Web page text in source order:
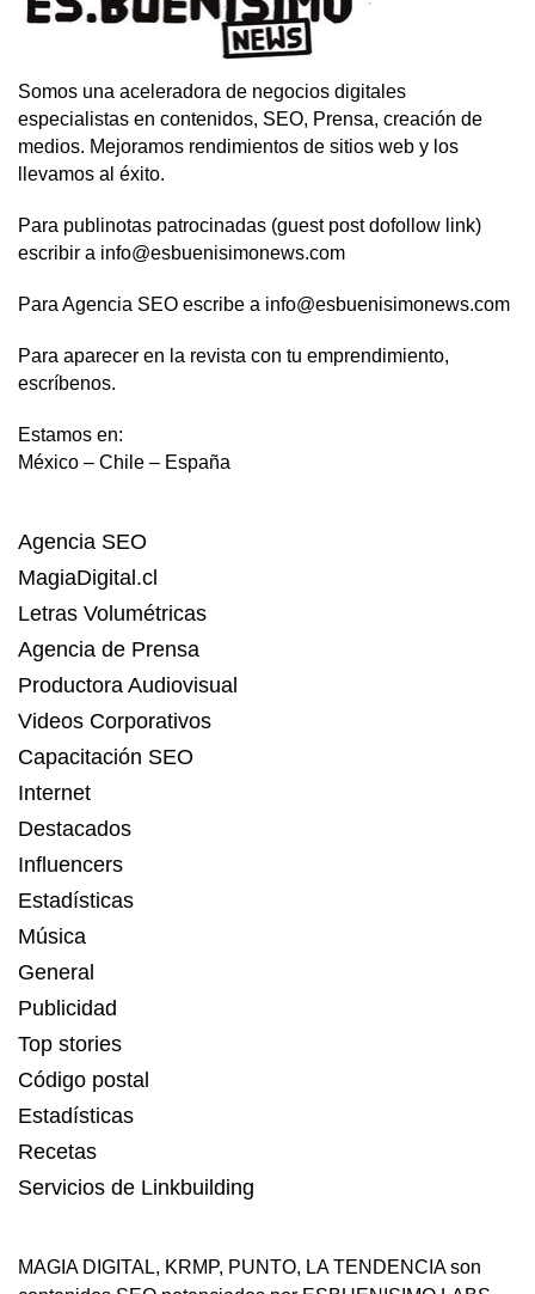
Somos una aceleradora de negocios digitales
especialistas en contenidos, SEO, Prensa, creación de
medios. Mejoramos rendimientos de sitios web y los
llevamos al éxito.
Para publinotas patrocinadas (guest post dofollow link)
escribir a info@esbuenisimonews.com
Para Agencia SEO escribe a info@esbuenisimonews.com
Para aparecer en la revista con tu emprendimiento,
escríbenos.
Estamos en:
México – Chile – España
Agencia SEO
MagiaDigital.cl
Letras Volumétricas
Agencia de Prensa
Productora Audiovisual
Videos Corporativos
Capacitación SEO
Internet
Destacados
Influencers
Estadísticas
Música
General
Publicidad
Top stories
Código postal
Estadísticas
Recetas
Servicios de Linkbuilding
MAGIA DIGITAL, KRMP, PUNTO, LA TENDENCIAson